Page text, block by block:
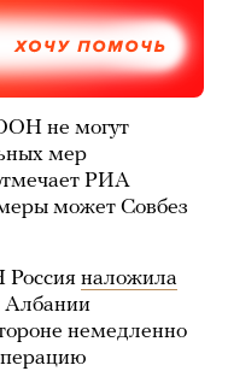
ХОЧУ ПОМОЧЬ
не могут
мер
РИА
может Совбез
наложила
немедленно